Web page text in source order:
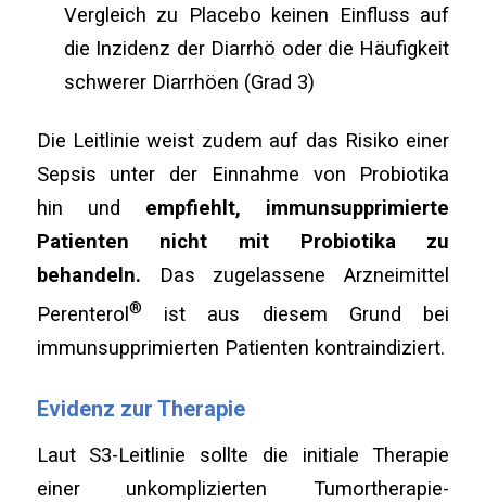
Vergleich zu Placebo keinen Einfluss auf
die Inzidenz der Diarrhö oder die Häufigkeit
schwerer Diarrhöen (Grad 3)
Die Leitlinie weist zudem auf das Risiko einer
Sepsis unter der Einnahme von Probiotika
hin und empfiehlt, immunsupprimierte
Patienten nicht mit Probiotika zu
behandeln.
Das zugelassene Arzneimittel
Perenterol ®
ist aus diesem Grund bei
immunsupprimierten Patienten kontraindiziert.
Evidenz zur Therapie
Laut S3-Leitlinie sollte die initiale Therapie
einer unkomplizierten Tumortherapie-